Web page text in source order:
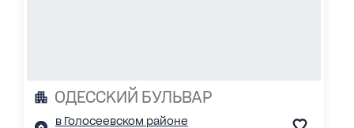
ОДЕССКИЙ БУЛЬВАР
в Голосеевском районе